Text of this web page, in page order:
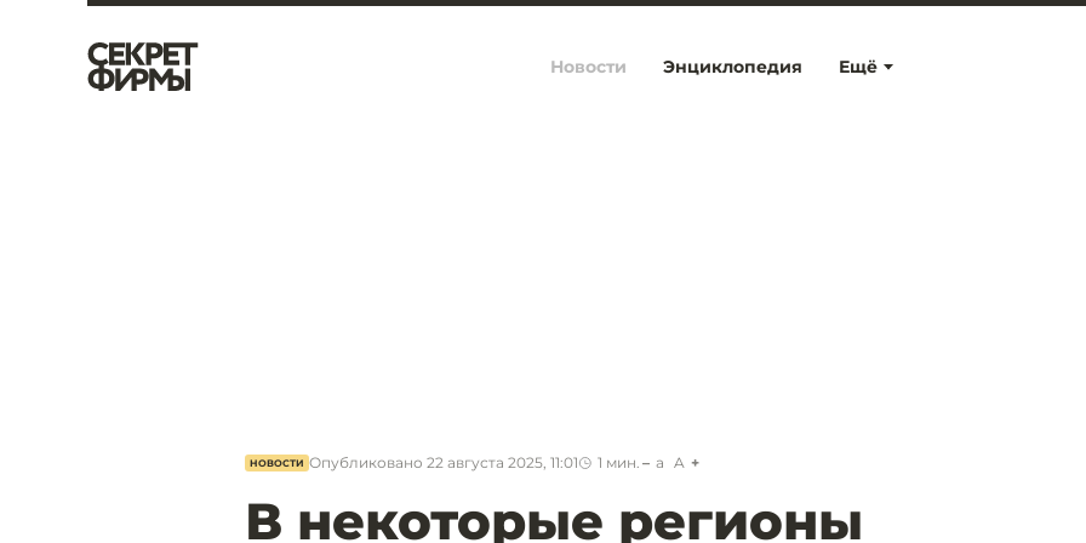
Ещё
Новости Энциклопедия
НОВОСТИ Опубликовано 22 августа 2025, 11:01 1 мин. a A
В некоторые регионы